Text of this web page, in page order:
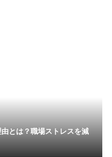
とは？職場ストレスを減